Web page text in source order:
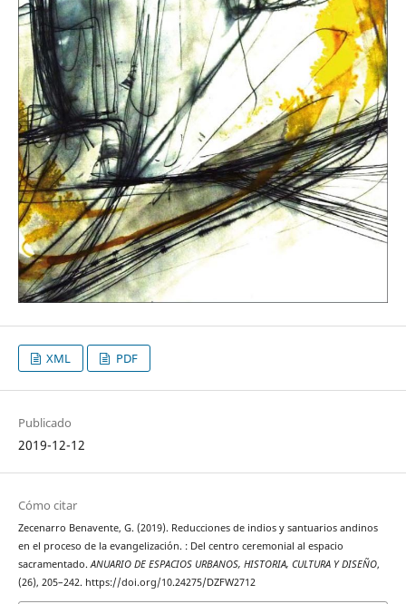
XML PDF
Publicado
2019-12-12
Cómo citar
Zecenarro Benavente, G. (2019). Reducciones de indios y santuarios andinos
en el proceso de la evangelización. : Del centro ceremonial al espacio
sacramentado.ANUARIO DE ESPACIOS URBANOS, HISTORIA, CULTURA Y DISEÑO,
(26), 205–242. https://doi.org/10.24275/DZFW2712